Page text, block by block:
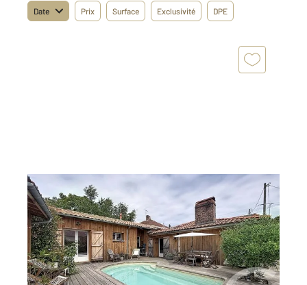
Date Prix Surface Exclusivité DPE
GUJAN MESTRAS 33
148 m2, 5 pièces
Ref : 6799
Maison à vendre
609 000 €